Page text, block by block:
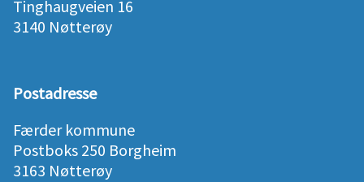
Tinghaugveien 16
3140 Nøtterøy
Postadresse
Færder kommune
Postboks 250 Borgheim
3163 Nøtterøy